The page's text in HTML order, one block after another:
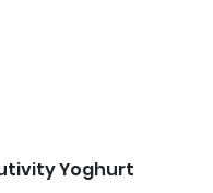
Yoghurt